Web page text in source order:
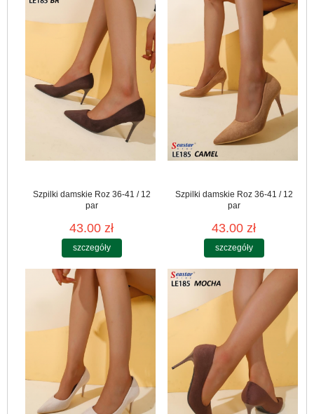
Szpilki damskie Roz 36-41 / 12
par
43.00 zł
szczegóły
Szpilki damskie Roz 36-41 / 12
par
43.00 zł
szczegóły